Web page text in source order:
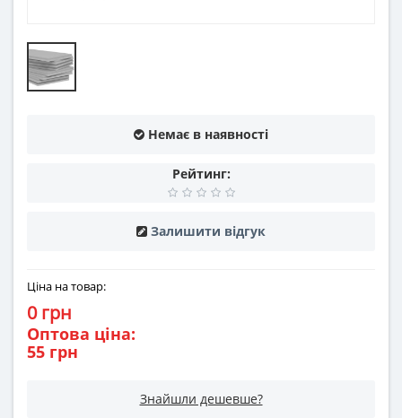
Немає в наявності
Рейтинг:
Залишити відгук
Ціна на товар:
0 грн
Оптова ціна:
55 грн
Знайшли дешевше?